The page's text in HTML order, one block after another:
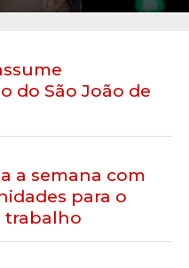
do São João de
a semana com
para o
trabalho